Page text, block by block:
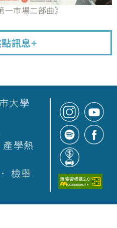
市場二部曲》
訊息+
大學
學熱
． 檢舉